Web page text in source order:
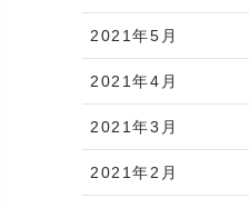
2021年5月
2021年4月
2021年3月
2021年2月